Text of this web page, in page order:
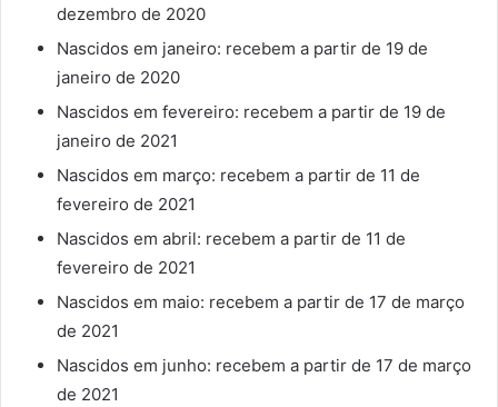
dezembro de 2020
Nascidos em janeiro: recebem a partir de 19 de
janeiro de 2020
Nascidos em fevereiro: recebem a partir de 19 de
janeiro de 2021
Nascidos em março: recebem a partir de 11 de
fevereiro de 2021
Nascidos em abril: recebem a partir de 11 de
fevereiro de 2021
Nascidos em maio: recebem a partir de 17 de março
de 2021
Nascidos em junho: recebem a partir de 17 de março
de 2021